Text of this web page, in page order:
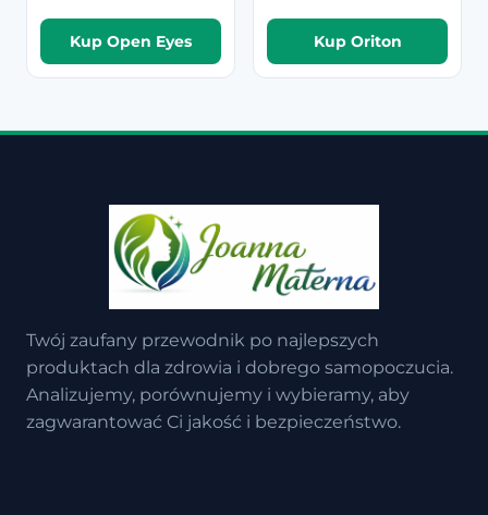
Kup Open Eyes Kup Oriton
Twój zaufany przewodnik po najlepszych
produktach dla zdrowia i dobrego samopoczucia.
Analizujemy, porównujemy i wybieramy, aby
zagwarantować Ci jakość i bezpieczeństwo.